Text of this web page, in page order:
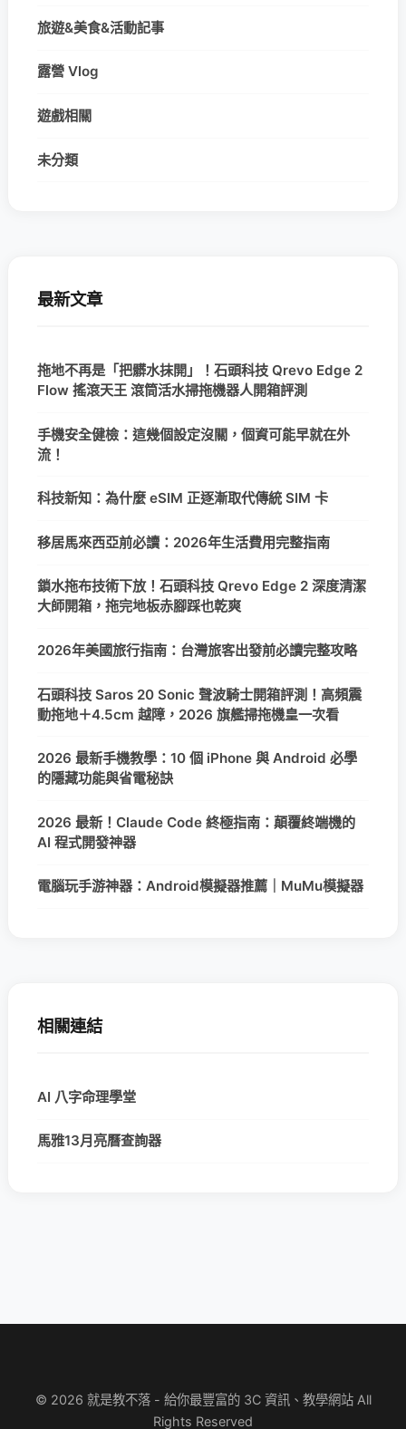
旅遊&美食&活動記事
露營 Vlog
遊戲相關
未分類
最新文章
拖地不再是「把髒水抹開」！石頭科技 Qrevo Edge 2
Flow 搖滾天王 滾筒活水掃拖機器人開箱評測
手機安全健檢：這幾個設定沒關，個資可能早就在外
流！
科技新知：為什麼 eSIM 正逐漸取代傳統 SIM 卡
移居馬來西亞前必讀：2026年生活費用完整指南
鎖水拖布技術下放！石頭科技 Qrevo Edge 2 深度清潔
大師開箱，拖完地板赤腳踩也乾爽
2026年美國旅行指南：台灣旅客出發前必讀完整攻略
石頭科技 Saros 20 Sonic 聲波騎士開箱評測！高頻震
動拖地＋4.5cm 越障，2026 旗艦掃拖機皇一次看
2026 最新手機教學：10 個 iPhone 與 Android 必學
的隱藏功能與省電秘訣
2026 最新！Claude Code 終極指南：顛覆終端機的
AI 程式開發神器
電腦玩手游神器：Android模擬器推薦｜MuMu模擬器
相關連結
AI 八字命理學堂
馬雅13月亮曆查詢器
© 2026 就是教不落 - 給你最豐富的 3C 資訊、教學網站 All
Rights Reserved